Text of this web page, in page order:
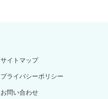
サイトマップ
プライバシーポリシー
お問い合わせ